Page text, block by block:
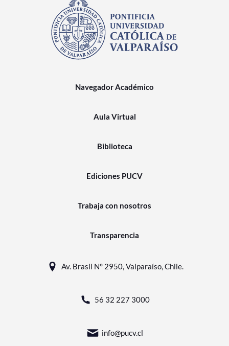
Navegador Académico
Aula Virtual
Biblioteca
Ediciones PUCV
Trabaja con nosotros
Transparencia
Av. Brasil N° 2950, Valparaíso, Chile.
56 32 227 3000
info@pucv.cl